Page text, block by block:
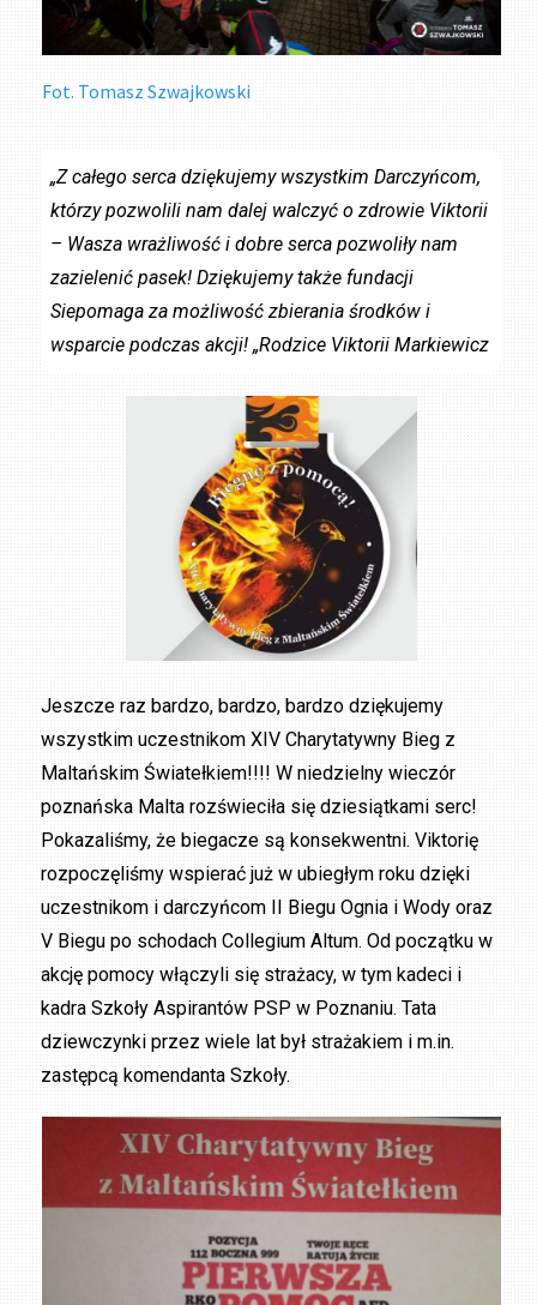
Fot. Tomasz Szwajkowski
„Z całego serca dziękujemy wszystkim Darczyńcom,
którzy pozwolili nam dalej walczyć o zdrowie Viktorii
– Wasza wrażliwość i dobre serca pozwoliły nam
zazielenić pasek! Dziękujemy także fundacji
Siepomaga za możliwość zbierania środków i
wsparcie podczas akcji! „Rodzice Viktorii Markiewicz
Jeszcze raz bardzo, bardzo, bardzo dziękujemy
wszystkim uczestnikom XIV Charytatywny Bieg z
Maltańskim Światełkiem!!!! W niedzielny wieczór
poznańska Malta rozświeciła się dziesiątkami serc!
Pokazaliśmy, że biegacze są konsekwentni. Viktorię
rozpoczęliśmy wspierać już w ubiegłym roku dzięki
uczestnikom i darczyńcom II Biegu Ognia i Wody oraz
V Biegu po schodach Collegium Altum. Od początku w
akcję pomocy włączyli się strażacy, w tym kadeci i
kadra Szkoły Aspirantów PSP w Poznaniu. Tata
dziewczynki przez wiele lat był strażakiem i m.in.
zastępcą komendanta Szkoły.